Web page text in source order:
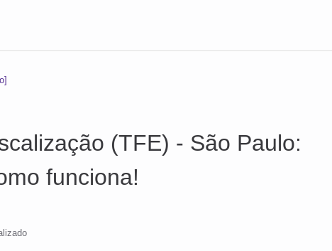
(TFE) - São Paulo:
funciona!